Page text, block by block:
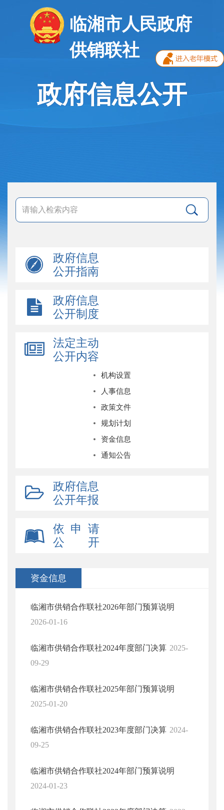
临湘市人民政府
供销联社
政府信息公开
政府信息
公开指南
政府信息
公开制度
法定主动
公开内容
机构设置
人事信息
政策文件
规划计划
资金信息
通知公告
政府信息
公开年报
依 申 请
公 开
资金信息
临湘市供销合作联社2026年部门预算说明
2026-01-16
临湘市供销合作联社2024年度部门决算 2025-
09-29
临湘市供销合作联社2025年部门预算说明
2025-01-20
临湘市供销合作联社2023年度部门决算 2024-
09-25
临湘市供销合作联社2024年部门预算说明
2024-01-23